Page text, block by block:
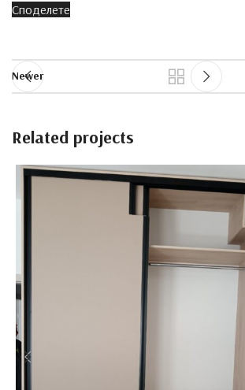
Споделете
Newer
Related projects